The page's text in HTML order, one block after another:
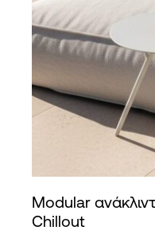
Modular
Chillout